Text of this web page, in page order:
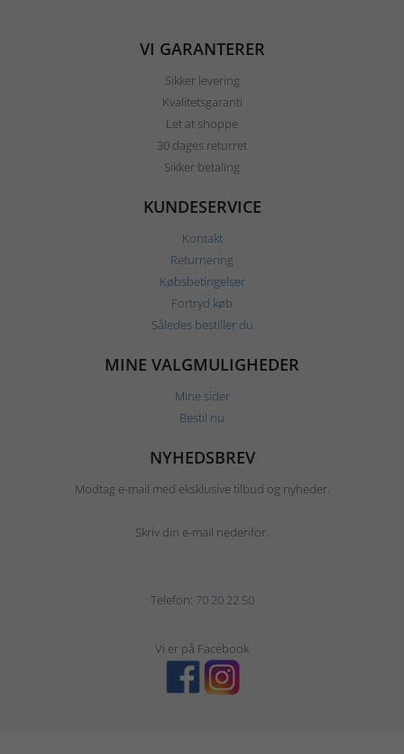
VI GARANTERER
Sikker levering
Kvalitetsgaranti
Let at shoppe
30 dages returret
Sikker betaling
KUNDESERVICE
Kontakt
Returnering
Købsbetingelser
Fortryd køb
Således bestiller du
MINE VALGMULIGHEDER
Mine sider
Bestil nu
NYHEDSBREV
Modtag e-mail med eksklusive tilbud og nyheder.
Skriv din e-mail nedenfor.
Telefon: 70 20 22 50
Vi er på Facebook